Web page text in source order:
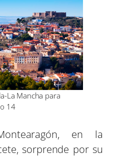
La Mancha para
14
en la
sorprende por su